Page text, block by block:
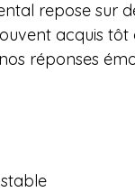
repose sur
acquis
réponses